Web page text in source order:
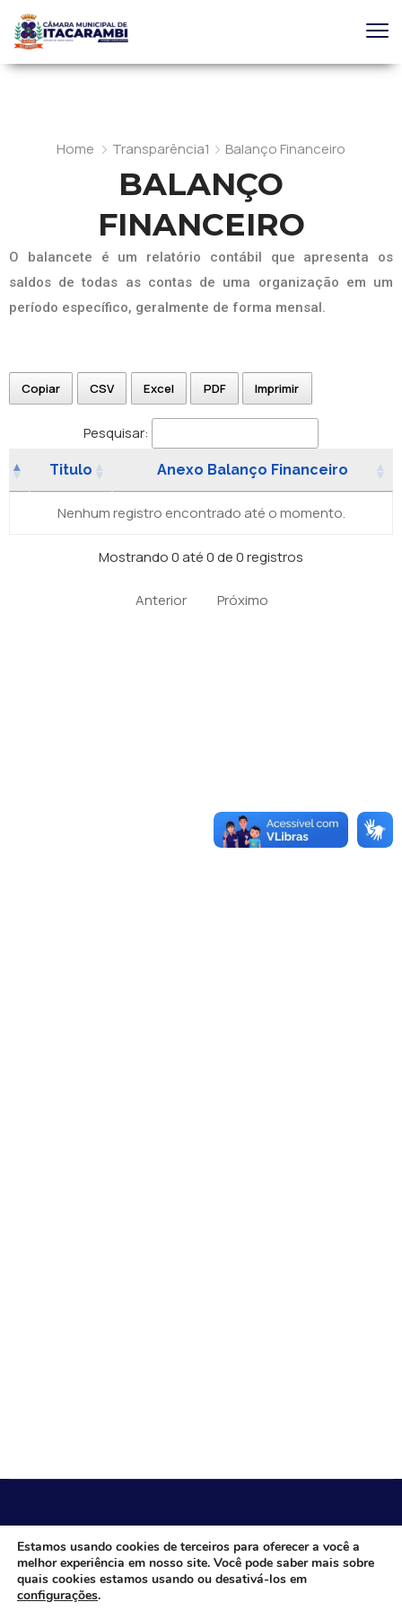
Home Transparência1 Balanço Financeiro
BALANÇO
FINANCEIRO
O balancete é um relatório contábil que apresenta os
saldos de todas as contas de uma organização em um
período específico, geralmente de forma mensal.
Copiar CSV Excel PDF Imprimir
Pesquisar:
Titulo Anexo Balanço Financeiro
Nenhum registro encontrado até o momento.
Mostrando 0 até 0 de 0 registros
Anterior Próximo
CÂMARA MUNICIPAL DE ITACARAMBI - MG
Endereço: Av. Juca Nascimento, n.º 240, Nossa Senhora
Estamos usando cookies de terceiros para oferecer a você a
melhor experiência em nosso site. Você pode saber mais sobre
quais cookies estamos usando ou desativá-los em
configurações.